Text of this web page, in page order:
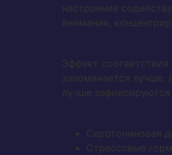
настроение
внимания,
Эффект
запоминается лучше.
лучше
Серотониновая
Стрессовые